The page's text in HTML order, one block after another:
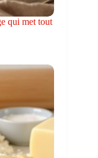
qui met tout